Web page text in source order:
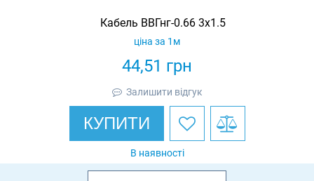
Кабель ВВГнг-0.66 3х1.5
44,51 грн
ціна за 1м
Залишити відгук
КУПИТИ
В наявності